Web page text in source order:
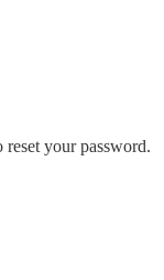
reset your password.